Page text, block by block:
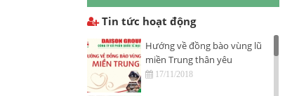
Tin tức hoạt động
Hướng về đồng bào vùng lũ
miền Trung thân yêu
17/11/2018